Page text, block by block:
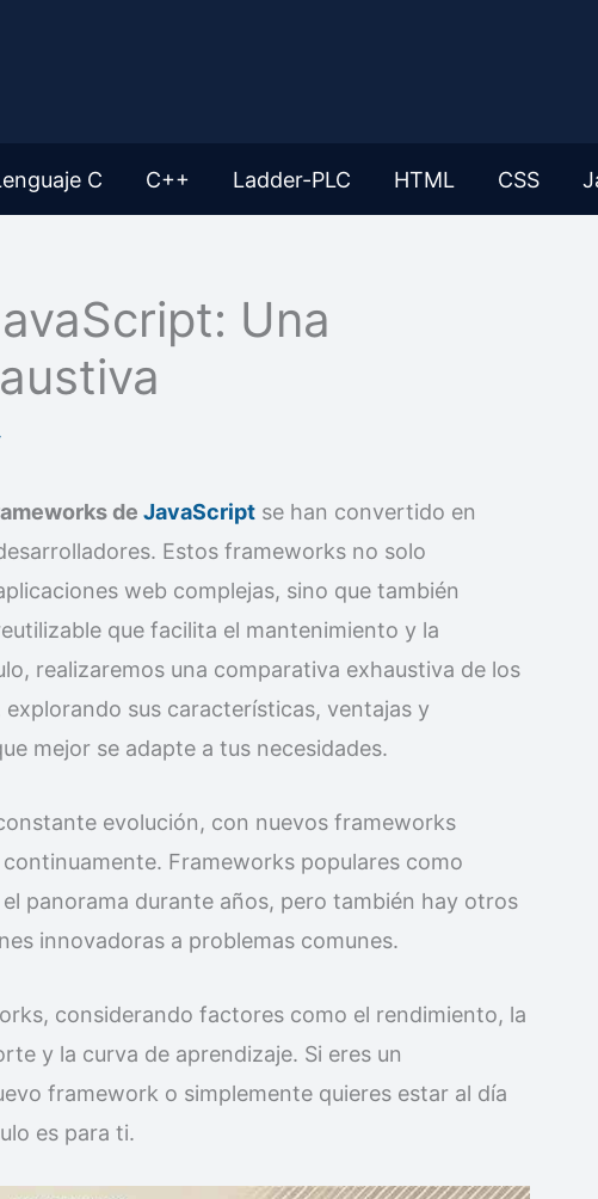
C C++ Ladder-PLC HTML CSS
Una
de JavaScript se han convertido en
Estos frameworks no solo
web complejas, sino que también
que facilita el mantenimiento y la
realizaremos una comparativa exhaustiva de los
sus características, ventajas y
mejor se adapte a tus necesidades.
evolución, con nuevos frameworks
Frameworks populares como
panorama durante años, pero también hay otros
innovadoras a problemas comunes.
considerando factores como el rendimiento, la
y la curva de aprendizaje. Si eres un
framework o simplemente quieres estar al día
es para ti.